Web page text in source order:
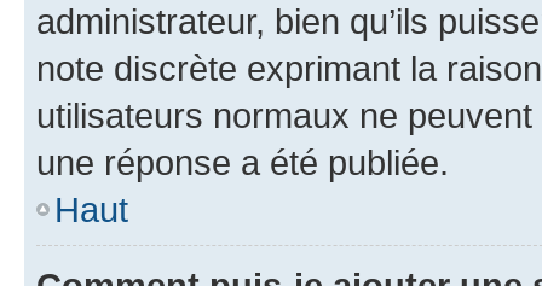
administrateur, bien qu’ils
note discrète exprimant la
utilisateurs normaux ne
une réponse a été publiée.
Haut